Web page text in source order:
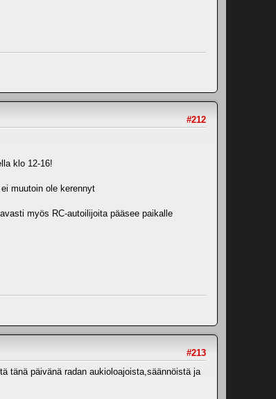
#212
klo 12-16!
muutoin ole kerennyt
myös RC-autoilijoita pääsee paikalle
#213
tänä päivänä radan aukioloajoista,säännöistä ja